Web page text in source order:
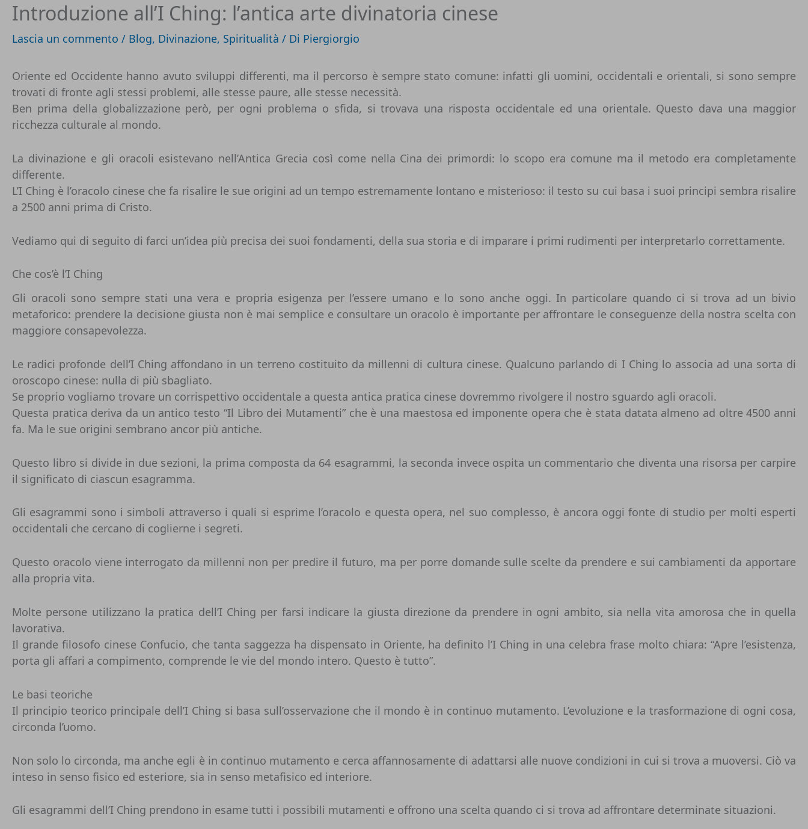
Introduzione all’I Ching: l’antica arte divinatoria cinese
Lascia un commento / Blog, Divinazione, Spiritualità / Di Piergiorgio
Oriente ed Occidente hanno avuto sviluppi differenti, ma il percorso è sempre stato comune: infatti gli uomini, occidentali e orientali, si sono sempre
trovati di fronte agli stessi problemi, alle stesse paure, alle stesse necessità.
Ben prima della globalizzazione però, per ogni problema o sfida, si trovava una risposta occidentale ed una orientale. Questo dava una maggior
ricchezza culturale al mondo.
La divinazione e gli oracoli esistevano nell’Antica Grecia così come nella Cina dei primordi: lo scopo era comune ma il metodo era completamente
differente.
L’I Ching è l’oracolo cinese che fa risalire le sue origini ad un tempo estremamente lontano e misterioso: il testo su cui basa i suoi principi sembra risalire
a 2500 anni prima di Cristo.
Vediamo qui di seguito di farci un’idea più precisa dei suoi fondamenti, della sua storia e di imparare i primi rudimenti per interpretarlo correttamente.
Che cos’è l’I Ching
Gli oracoli sono sempre stati una vera e propria esigenza per l’essere umano e lo sono anche oggi. In particolare quando ci si trova ad un bivio
metaforico: prendere la decisione giusta non è mai semplice e consultare un oracolo è importante per affrontare le conseguenze della nostra scelta con
maggiore consapevolezza.
Le radici profonde dell’I Ching affondano in un terreno costituito da millenni di cultura cinese. Qualcuno parlando di I Ching lo associa ad una sorta di
oroscopo cinese: nulla di più sbagliato.
Se proprio vogliamo trovare un corrispettivo occidentale a questa antica pratica cinese dovremmo rivolgere il nostro sguardo agli oracoli.
Questa pratica deriva da un antico testo “Il Libro dei Mutamenti” che è una maestosa ed imponente opera che è stata datata almeno ad oltre 4500 anni
fa. Ma le sue origini sembrano ancor più antiche.
Questo libro si divide in due sezioni, la prima composta da 64 esagrammi, la seconda invece ospita un commentario che diventa una risorsa per carpire
il significato di ciascun esagramma.
Gli esagrammi sono i simboli attraverso i quali si esprime l’oracolo e questa opera, nel suo complesso, è ancora oggi fonte di studio per molti esperti
occidentali che cercano di coglierne i segreti.
Questo oracolo viene interrogato da millenni non per predire il futuro, ma per porre domande sulle scelte da prendere e sui cambiamenti da apportare
alla propria vita.
Molte persone utilizzano la pratica dell’I Ching per farsi indicare la giusta direzione da prendere in ogni ambito, sia nella vita amorosa che in quella
lavorativa.
Il grande filosofo cinese Confucio, che tanta saggezza ha dispensato in Oriente, ha definito l’I Ching in una celebra frase molto chiara: “Apre l’esistenza,
porta gli affari a compimento, comprende le vie del mondo intero. Questo è tutto”.
Le basi teoriche
Il principio teorico principale dell’I Ching si basa sull’osservazione che il mondo è in continuo mutamento. L’evoluzione e la trasformazione di ogni cosa,
circonda l’uomo.
Non solo lo circonda, ma anche egli è in continuo mutamento e cerca affannosamente di adattarsi alle nuove condizioni in cui si trova a muoversi. Ciò va
inteso in senso fisico ed esteriore, sia in senso metafisico ed interiore.
Gli esagrammi dell’I Ching prendono in esame tutti i possibili mutamenti e offrono una scelta quando ci si trova ad affrontare determinate situazioni.